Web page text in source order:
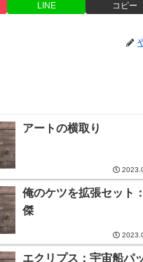
LINE コピー
アートの横取り
俺のケツを拡張セット
傑
エクリプス：宇宙船パ